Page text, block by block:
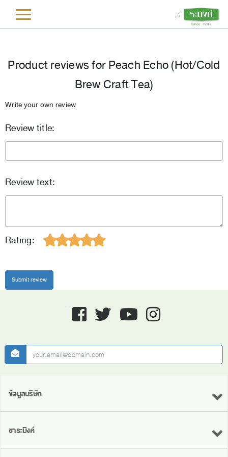
Product reviews forPeach Echo (Hot/Cold
Brew Craft Tea)
Write your own review
Review title:
Review text:
Rating:
Facebook twitter youtube instagram
newsletter
ข้อมูลบริษัท
ชาระมิงค์